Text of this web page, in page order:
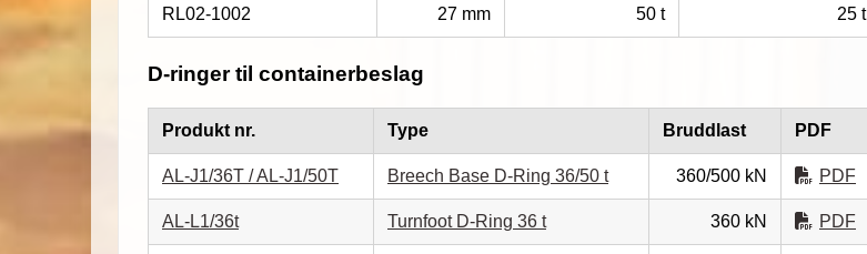
RL02-1002 27 mm 50 t 25 t
D-ringer til containerbeslag
Produkt nr. Type Bruddlast PDF
AL-J1/36T / AL-J1/50T Breech Base D-Ring 36/50 t 360/500 kN PDF
AL-L1/36t Turnfoot D-Ring 36 t 360 kN PDF